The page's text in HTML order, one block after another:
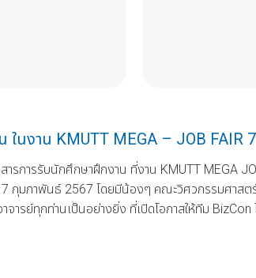
นงาน KMUTT MEGA – JOB FAIR
สารการรับนักศึกษาฝึกงาน ที่งาน KMUTT MEGA
กุมภาพันธ์ 2567 โดยมีน้องๆ คณะวิศวกรรมศาส
รย์ทุกท่านเป็นอย่างยิ่ง ที่เปิดโอกาสให้ทีม BizCon